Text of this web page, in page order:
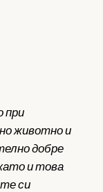
при
животно и
добре
и това
си